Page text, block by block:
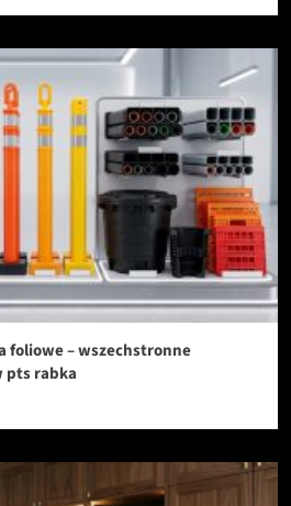
foliowe – wszechstronne
pts rabka